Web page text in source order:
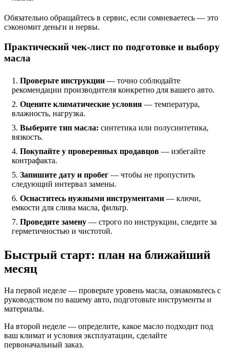
Обязательно обращайтесь в сервис, если сомневаетесь — это
сэкономит деньги и нервы.
Практический чек-лист по подготовке и выбору
масла
Проверьте инструкции — точно соблюдайте
рекомендации производителя конкретно для вашего авто.
Оцените климатические условия — температура,
влажность, нагрузка.
Выберите тип масла: синтетика или полусинтетика,
вязкость.
Покупайте у проверенных продавцов — избегайте
контрафакта.
Запишите дату и пробег — чтобы не пропустить
следующий интервал замены.
Оснаститесь нужными инструментами — ключи,
емкости для слива масла, фильтр.
Проведите замену — строго по инструкции, следите за
герметичностью и чистотой.
Быстрый старт: план на ближайший
месяц
На первой неделе — проверьте уровень масла, ознакомьтесь с
руководством по вашему авто, подготовьте инструменты и
материалы.
На второй неделе — определите, какое масло подходит под
ваш климат и условия эксплуатации, сделайте
первоначальный заказ.